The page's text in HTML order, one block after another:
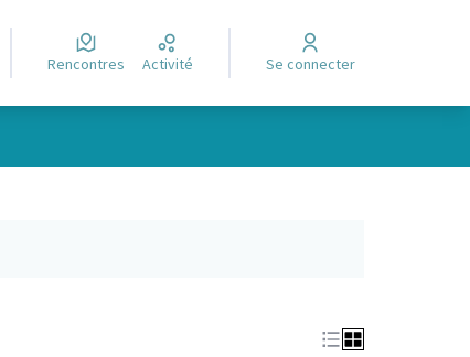
Rencontres Activité Se connecter